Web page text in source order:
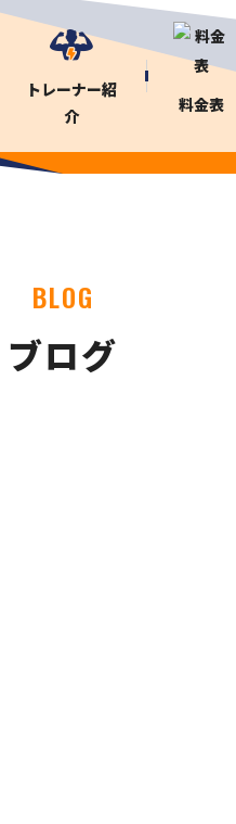
トレーナー紹
介
料金表
BLOG
ブログ